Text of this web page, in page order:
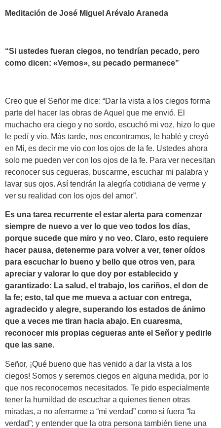
Meditación de José Miguel Arévalo Araneda
“Si ustedes fueran ciegos, no tendrían pecado, pero
como dicen: «Vemos», su pecado permanece”
Creo que el Señor me dice: “Dar la vista a los ciegos forma
parte del hacer las obras de Aquel que me envió. El
muchacho era ciego y no sordo, escuchó mi voz, hizo lo que
le pedí y vio. Más tarde, nos encontramos, le hablé y creyó
en Mí, es decir me vio con los ojos de la fe. Ustedes ahora
solo me pueden ver con los ojos de la fe. Para ver necesitan
reconocer sus cegueras, buscarme, escuchar mi palabra y
lavar sus ojos. Así tendrán la alegría cotidiana de verme y
ver su realidad con los ojos del amor”.
Es una tarea recurrente el estar alerta para comenzar
siempre de nuevo a ver lo que veo todos los días,
porque sucede que miro y no veo. Claro, esto requiere
hacer pausa, detenerme para volver a ver, tener oídos
para escuchar lo bueno y bello que otros ven, para
apreciar y valorar lo que doy por establecido y
garantizado: La salud, el trabajo, los cariños, el don de
la fe; esto, tal que me mueva a actuar con entrega,
agradecido y alegre, superando los estados de ánimo
que a veces me tiran hacia abajo. En cuaresma,
reconocer mis propias cegueras ante el Señor y pedirle
que las sane.
Señor, ¡Qué bueno que has venido a dar la vista a los
ciegos! Somos y seremos ciegos en alguna medida, por lo
que nos reconocemos necesitados. Te pido especialmente
tener la humildad de escuchar a quienes tienen otras
miradas, a no aferrarme a “mi verdad” como si fuera “la
verdad”; y entender que la otra persona también tiene una